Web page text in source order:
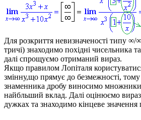
Для розкриття невизначеності типу ∞/∞
тричі) знаходимо похідні чисельника
далі спрощуємо отриманий вираз.
Якщо правилом Лопіталя
змінну,що прямує до безмежності, тому
знаменника дробу виносимо
найбльший вклад. Далі оцінюємо
дужках та знаходимо кінцеве значення